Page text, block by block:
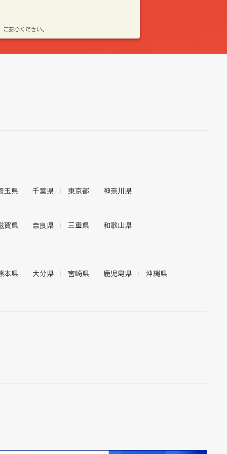
安心ください。
玉県 千葉県 東京都 神奈川県
賀県 奈良県 三重県 和歌山県
本県 大分県 宮崎県 鹿児島県 沖縄県